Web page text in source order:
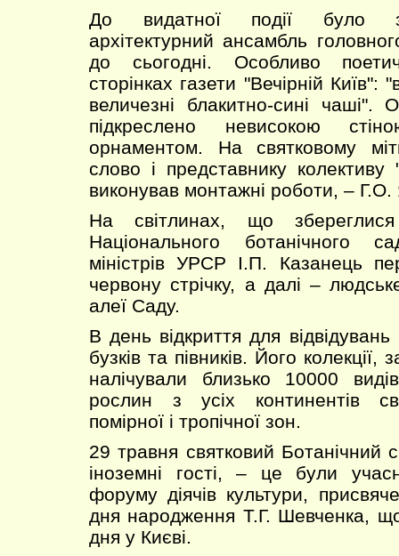
До видатної події було
архітектурний ансамбль
до сьогодні. Особливо
сторінках газети "Вечірній Київ":
величезні блакитно-сині чаші".
підкреслено невисокою
орнаментом. На святковому
слово і представнику колективу
виконував монтажні роботи, –
На світлинах, що
Національного ботанічного
міністрів УРСР І.П. Казанець
червону стрічку, а далі –
алеї Саду.
В день відкриття для
бузків та півників. Його колекції,
налічували близько 10000
рослин з усіх континентів
помірної і тропічної зон.
29 травня святковий Ботанічний
іноземні гості, – це були
форуму діячів культури,
дня народження Т.Г. Шевченка,
дня у Києві.